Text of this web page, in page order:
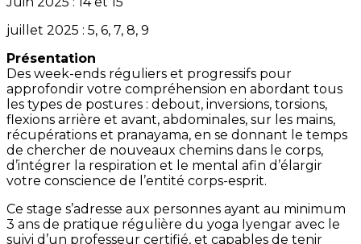
juillet 2025 : 5, 6, 7, 8, 9
Présentation
Des week-ends réguliers et progressifs pour
approfondir votre compréhension en abordant tous
les types de postures : debout, inversions, torsions,
flexions arrière et avant, abdominales, sur les mains,
récupérations et pranayama, en se donnant le temps
de chercher de nouveaux chemins dans le corps,
d’intégrer la respiration et le mental afin d’élargir
votre conscience de l’entité corps-esprit.
Ce stage s’adresse aux personnes ayant au minimum
3 ans de pratique régulière du yoga Iyengar avec le
suivi d’un professeur certifié, et capables de tenir